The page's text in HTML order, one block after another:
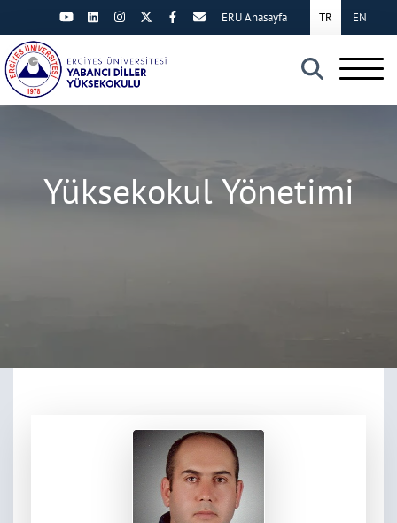
×
TR EN
ERÜ Anasayfa
Yüksekokul Yönetimi